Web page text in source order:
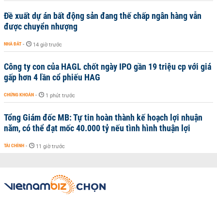
Đề xuất dự án bất động sản đang thế chấp ngân hàng vẫn
được chuyển nhượng
NHÀ ĐẤT - 14 giờ trước
Công ty con của HAGL chốt ngày IPO gần 19 triệu cp với giá
gấp hơn 4 lần cổ phiếu HAG
CHỨNG KHOÁN - 1 phút trước
Tổng Giám đốc MB: Tự tin hoàn thành kế hoạch lợi nhuận
năm, có thể đạt mốc 40.000 tỷ nếu tình hình thuận lợi
TÀI CHÍNH - 11 giờ trước